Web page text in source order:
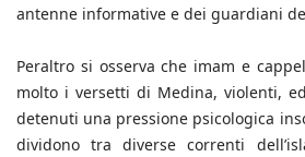
antenne informative e dei guardiani
Peraltro si osserva che imam e
molto i versetti di Medina, violenti,
detenuti una pressione psicologica
dividono tra diverse correnti